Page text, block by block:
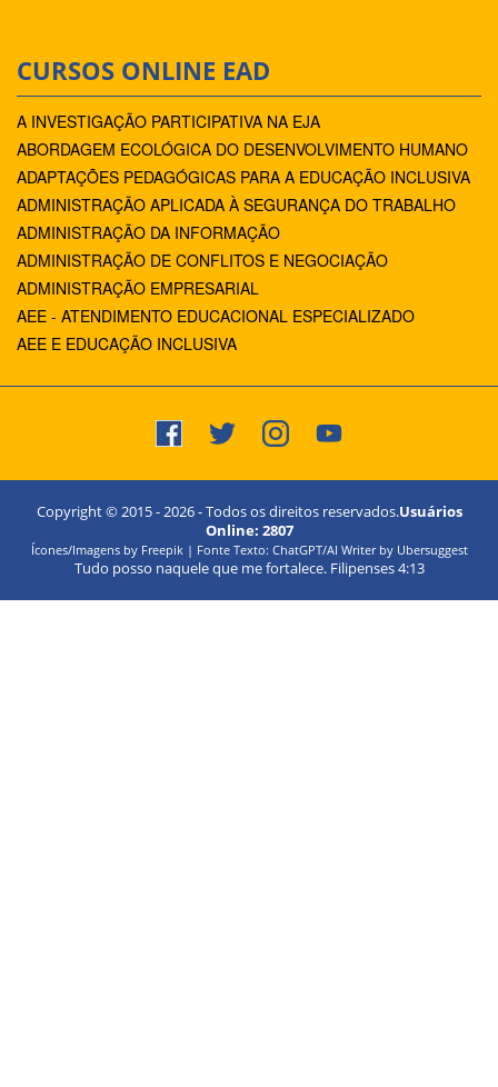
CURSOS ONLINE EAD
A INVESTIGAÇÃO PARTICIPATIVA NA EJA
ABORDAGEM ECOLÓGICA DO DESENVOLVIMENTO HUMANO
ADAPTAÇÕES PEDAGÓGICAS PARA A EDUCAÇÃO INCLUSIVA
ADMINISTRAÇÃO APLICADA À SEGURANÇA DO TRABALHO
ADMINISTRAÇÃO DA INFORMAÇÃO
ADMINISTRAÇÃO DE CONFLITOS E NEGOCIAÇÃO
ADMINISTRAÇÃO EMPRESARIAL
AEE - ATENDIMENTO EDUCACIONAL ESPECIALIZADO
AEE E EDUCAÇÃO INCLUSIVA
Copyright © 2015 -2026- Todos os direitos reservados.Usuários
Online: 2807
Ícones/Imagens by Freepik | Fonte Texto: ChatGPT/AI Writer by Ubersuggest
Tudo posso naquele que me fortalece. Filipenses 4:13